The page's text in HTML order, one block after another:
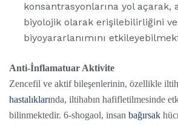
konsantrasyonlarına yol açarak,
biyolojik olarak erişilebilirliğini ve
biyoyararlanımını
Anti-İnflamatuar Aktivite
Zencefil ve aktif bileşenlerinin, özellikle
hastalıklarında, iltihabın hafifletilmesinde
bilinmektedir. 6-shogaol, insan bağırsak